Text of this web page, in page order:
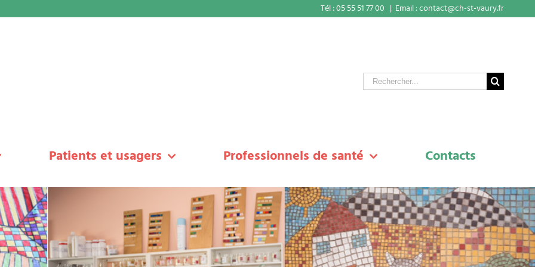
Tél : 05 55 51 77 00 | Email : contact@ch-st-vaury.fr
Rechercher
Patients et usagers Professionnels de santé Contacts